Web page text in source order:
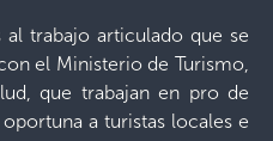
al trabajo articulado que se
el Ministerio de Turismo,
que trabajan en pro de
a turistas locales e